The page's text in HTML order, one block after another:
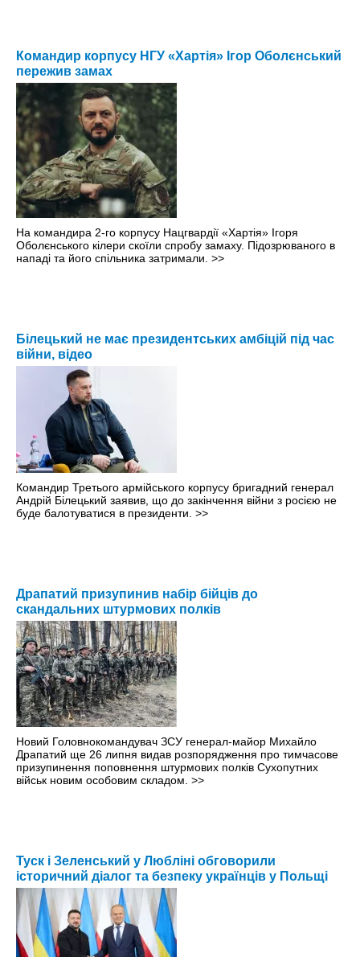
Командир корпусу НГУ «Хартія» Ігор Оболєнський
пережив замах
На командира 2-го корпусу Нацгвардії «Хартія» Ігоря
Оболєнського кілери скоїли спробу замаху. Підозрюваного в
нападі та його спільника затримали. >>
Білецький не має президентських амбіцій під час
війни, відео
Командир Третього армійського корпусу бригадний генерал
Андрій Білецький заявив, що до закінчення війни з росією не
буде балотуватися в президенти. >>
Драпатий призупинив набір бійців до
скандальних штурмових полків
Новий Головнокомандувач ЗСУ генерал-майор Михайло
Драпатий ще 26 липня видав розпорядження про тимчасове
призупинення поповнення штурмових полків Сухопутних
військ новим особовим складом. >>
Туск і Зеленський у Любліні обговорили
історичний діалог та безпеку українців у Польщі